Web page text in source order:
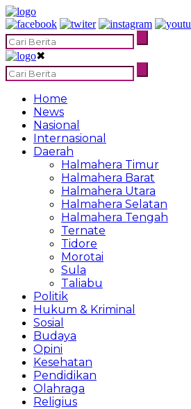
✖
Home
News
Nasional
Internasional
Daerah
Halmahera Timur
Halmahera Barat
Halmahera Utara
Halmahera Selatan
Halmahera Tengah
Ternate
Tidore
Morotai
Sula
Taliabu
Politik
Hukum & Kriminal
Sosial
Budaya
Opini
Kesehatan
Pendidikan
Olahraga
Religius